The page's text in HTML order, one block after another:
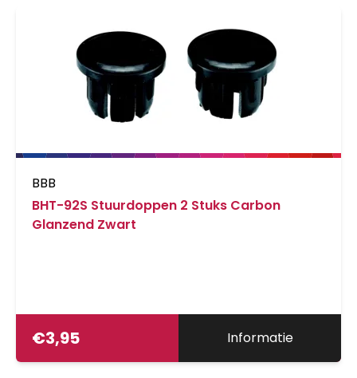
BBB
BHT-92S Stuurdoppen 2 Stuks Carbon
Glanzend Zwart
€3,95 Informatie